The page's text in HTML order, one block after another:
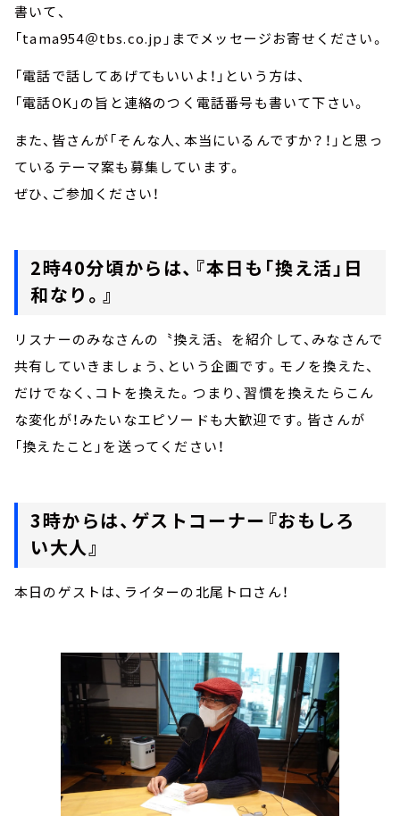
書いて、
「tama954＠tbs.co.jp」までメッセージお寄せください。
「電話で話してあげてもいいよ！」という方は、
「電話OK」の旨と連絡のつく電話番号も書いて下さい。
また、皆さんが「そんな人、本当にいるんですか？！」と思っ
ているテーマ案も募集しています。
ぜひ、ご参加ください！
2時40分頃からは、『本日も「換え活」日
和なり。』
リスナーのみなさんの〝換え活〟を紹介して、みなさんで
共有していきましょう、という企画です。モノを換えた、
だけでなく、コトを換えた。つまり、習慣を換えたらこん
な変化が！みたいなエピソードも大歓迎です。皆さんが
「換えたこと」を送ってください！
3時からは、ゲストコーナー『おもしろ
い大人』
本日のゲストは、ライターの北尾トロさん！